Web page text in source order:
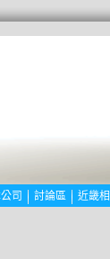
司 討論區 近畿